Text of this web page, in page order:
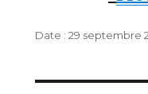
Publié
29 septembre